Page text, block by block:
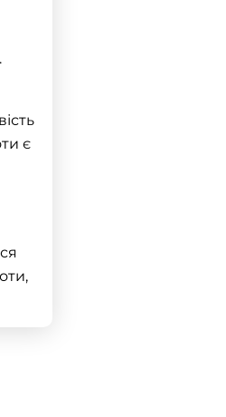
.
є
,